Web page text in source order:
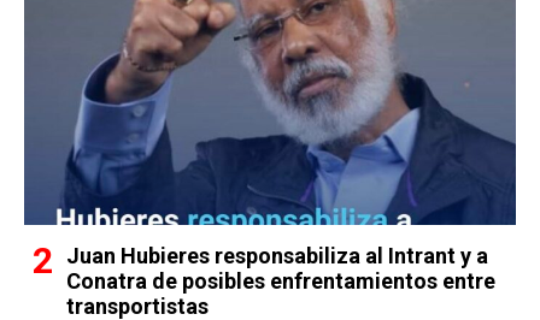
Juan Hubieres responsabiliza al Intrant y a
Conatra de posibles enfrentamientos entre
transportistas